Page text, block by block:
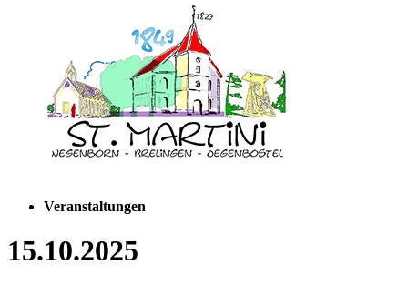
Veranstaltungen
15.10.2025